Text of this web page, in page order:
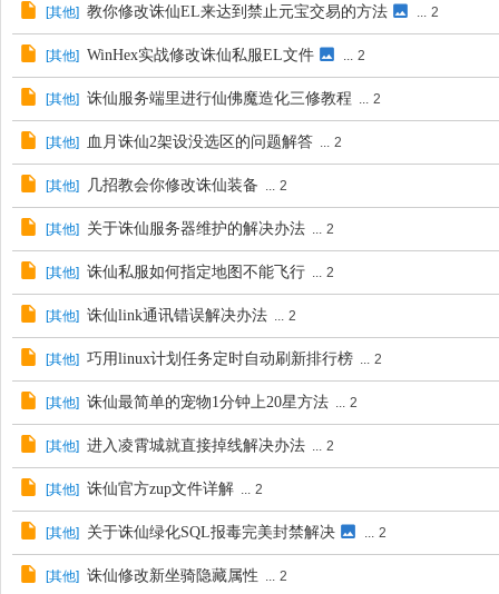
[其他] 教你修改诛仙EL来达到禁止元宝交易的方法 ... 2
[其他] WinHex实战修改诛仙私服EL文件 ... 2
[其他] 诛仙服务端里进行仙佛魔造化三修教程 ... 2
[其他] 血月诛仙2架设没选区的问题解答 ... 2
[其他] 几招教会你修改诛仙装备 ... 2
[其他] 关于诛仙服务器维护的解决办法 ... 2
[其他] 诛仙私服如何指定地图不能飞行 ... 2
[其他] 诛仙link通讯错误解决办法 ... 2
[其他] 巧用linux计划任务定时自动刷新排行榜 ... 2
[其他] 诛仙最简单的宠物1分钟上20星方法 ... 2
[其他] 进入凌霄城就直接掉线解决办法 ... 2
[其他] 诛仙官方zup文件详解 ... 2
[其他] 关于诛仙绿化SQL报毒完美封禁解决 ... 2
[其他] 诛仙修改新坐骑隐藏属性 ... 2